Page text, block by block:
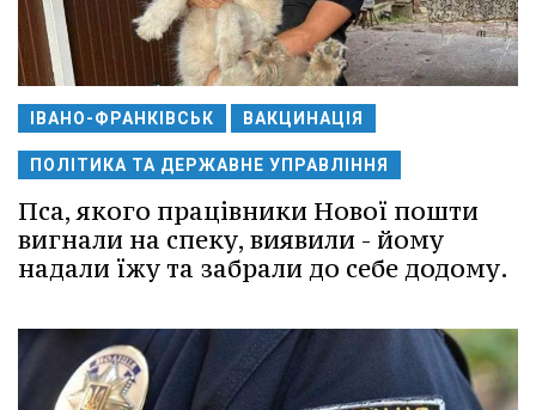
ІВАНО-ФРАНКІВСЬК ВАКЦИНАЦІЯ
ПОЛІТИКА ТА ДЕРЖАВНЕ УПРАВЛІННЯ
Пса, якого працівники Нової пошти
вигнали на спеку, виявили - йому
надали їжу та забрали до себе додому.